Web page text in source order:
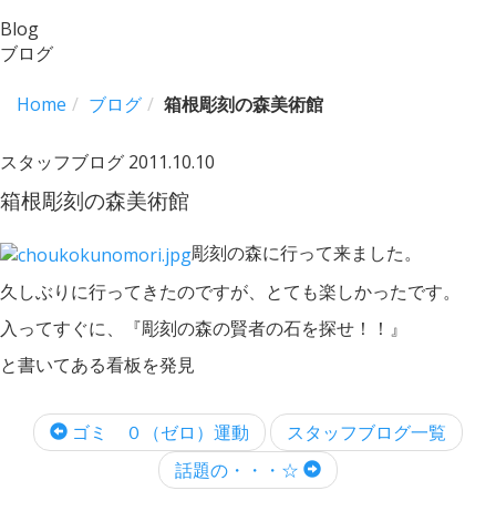
Blog
ブログ
Home ブログ 箱根彫刻の森美術館
スタッフブログ 2011.10.10
箱根彫刻の森美術館
彫刻の森に行って来ました。
久しぶりに行ってきたのですが、とても楽しかったです。
入ってすぐに、『彫刻の森の賢者の石を探せ！！』
と書いてある看板を発見
ゴミ ０（ゼロ）運動
スタッフブログ一覧
話題の・・・☆